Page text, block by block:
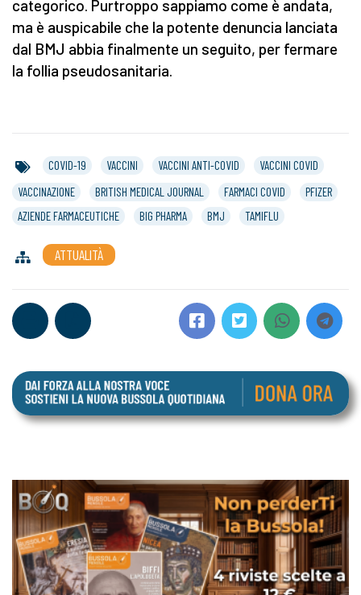
categorico. Purtroppo sappiamo come è andata,
ma è auspicabile che la potente denuncia lanciata
dal BMJ abbia finalmente un seguito, per fermare
la follia pseudosanitaria.
COVID-19 VACCINI VACCINI ANTI-COVID
VACCINI COVID
VACCINAZIONE
BRITISH MEDICAL JOURNAL FARMACI COVID
PFIZER
AZIENDE FARMACEUTICHE
BIG PHARMA BMJ TAMIFLU
ATTUALITÀ